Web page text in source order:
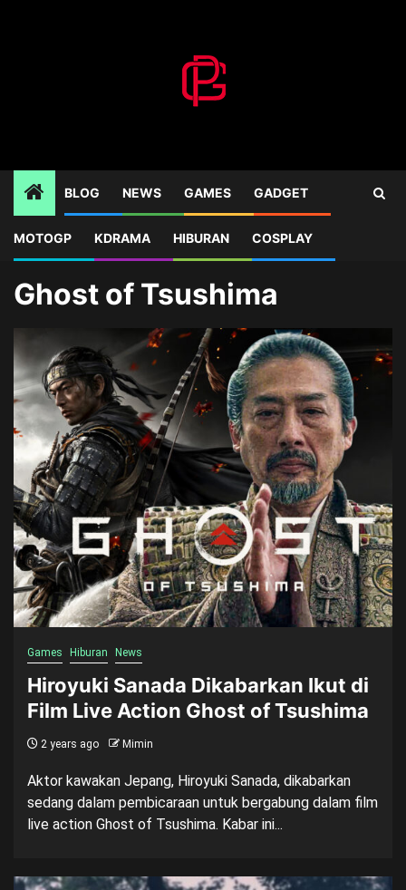
BLOG NEWS GAMES GADGET
MOTOGP KDRAMA HIBURAN COSPLAY
Home Blog Ghost of Tsushima
Ghost of Tsushima
Games Hiburan News
Hiroyuki Sanada Dikabarkan Ikut di
Film Live Action Ghost of Tsushima
2 years ago Mimin
Aktor kawakan Jepang, Hiroyuki Sanada, dikabarkan
sedang dalam pembicaraan untuk bergabung dalam film
live action Ghost of Tsushima. Kabar ini...